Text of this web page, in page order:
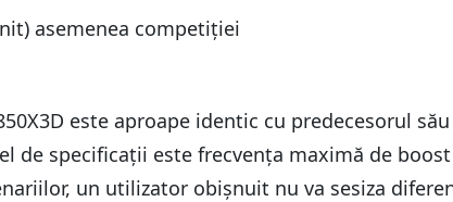
asemenea competiției
este aproape identic cu predecesorul
de specificații este frecvența maximă de
un utilizator obișnuit nu va sesiza